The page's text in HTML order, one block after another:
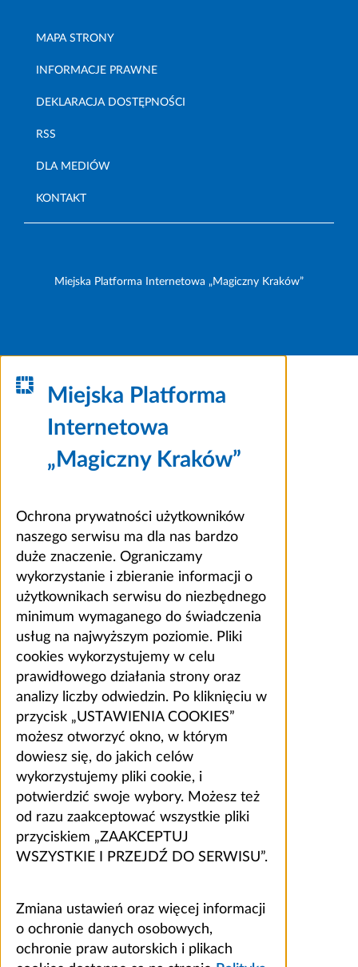
MAPA STRONY
INFORMACJE PRAWNE
DEKLARACJA DOSTĘPNOŚCI
RSS
DLA MEDIÓW
KONTAKT
Miejska Platforma Internetowa „Magiczny Kraków”
Miejska Platforma
Internetowa
„Magiczny Kraków”
Ochrona prywatności użytkowników
naszego serwisu ma dla nas bardzo
duże znaczenie. Ograniczamy
wykorzystanie i zbieranie informacji o
użytkownikach serwisu do niezbędnego
minimum wymaganego do świadczenia
usług na najwyższym poziomie. Pliki
cookies wykorzystujemy w celu
prawidłowego działania strony oraz
analizy liczby odwiedzin. Po kliknięciu w
przycisk „USTAWIENIA COOKIES”
możesz otworzyć okno, w którym
dowiesz się, do jakich celów
wykorzystujemy pliki cookie, i
potwierdzić swoje wybory. Możesz też
od razu zaakceptować wszystkie pliki
przyciskiem „ZAAKCEPTUJ
WSZYSTKIE I PRZEJDŹ DO SERWISU”.
Zmiana ustawień oraz więcej informacji
o ochronie danych osobowych,
ochronie praw autorskich i plikach